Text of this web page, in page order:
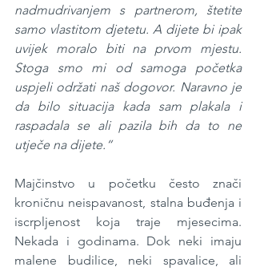
nadmudrivanjem s partnerom, štetite
samo vlastitom djetetu. A dijete bi ipak
uvijek moralo biti na prvom mjestu.
Stoga smo mi od samoga početka
uspjeli održati naš dogovor. Naravno je
da bilo situacija kada sam plakala i
raspadala se ali pazila bih da to ne
utječe na dijete.“
Majčinstvo u početku često znači
kroničnu neispavanost, stalna buđenja i
iscrpljenost koja traje mjesecima.
Nekada i godinama. Dok neki imaju
malene budilice, neki spavalice, ali